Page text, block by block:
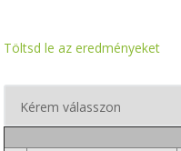
Töltsd le az eredményeket